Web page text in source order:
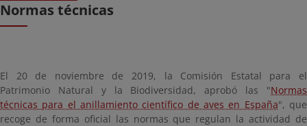
Normas técnicas
El 20 de noviembre de 2019, la Comisión Estatal para el
Patrimonio Natural y la Biodiversidad, aprobó las "Normas
técnicas para el anillamiento científico de aves en España", que
recoge de forma oficial las normas que regulan la actividad de